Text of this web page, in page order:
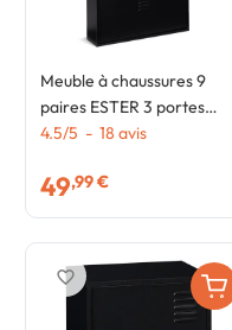
Meuble à chaussures 9
paires ESTER 3 portes
métal noir et plateau façon
4.5/5 - 18 avis
49,99 €
favorite_border